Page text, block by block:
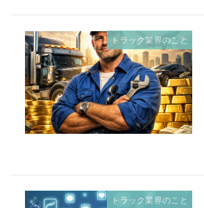
トラック業界のこと
トラック業界のこと